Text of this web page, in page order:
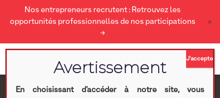
Nos entrepreneurs recrutent : Retrouvez les
opportunités professionnelles de nos participations
→
×
En choisissant d’accéder à notre site, vous